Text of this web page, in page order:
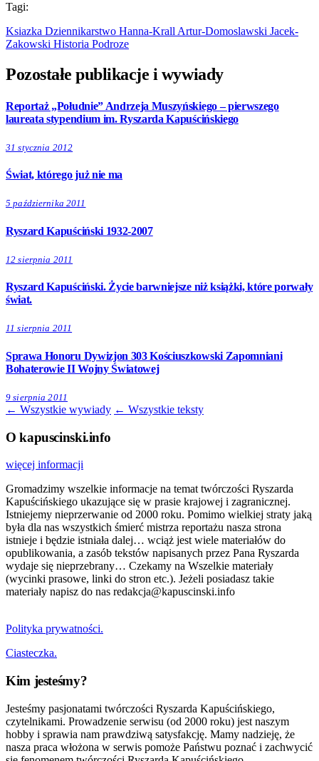
Tagi:
Ksiazka Dziennikarstwo Hanna-Krall Artur-Domoslawski Jacek-
Zakowski Historia Podroze
Pozostałe publikacje i wywiady
Reportaż „Południe” Andrzeja Muszyńskiego – pierwszego
laureata stypendium im. Ryszarda Kapuścińskiego
31 stycznia 2012
Świat, którego już nie ma
5 października 2011
Ryszard Kapuściński 1932-2007
12 sierpnia 2011
Ryszard Kapuściński. Życie barwniejsze niż książki, które porwały
świat.
11 sierpnia 2011
Sprawa Honoru Dywizjon 303 Kościuszkowski Zapomniani
Bohaterowie II Wojny Światowej
9 sierpnia 2011
← Wszystkie wywiady ← Wszystkie teksty
O kapuscinski.info
więcej informacji
Gromadzimy wszelkie informacje na temat twórczości Ryszarda
Kapuścińskiego ukazujące się w prasie krajowej i zagranicznej.
Istniejemy nieprzerwanie od 2000 roku. Pomimo wielkiej straty jaką
była dla nas wszystkich śmierć mistrza reportażu nasza strona
istnieje i będzie istniała dalej… wciąż jest wiele materiałów do
opublikowania, a zasób tekstów napisanych przez Pana Ryszarda
wydaje się nieprzebrany… Czekamy na Wszelkie materiały
(wycinki prasowe, linki do stron etc.). Jeżeli posiadasz takie
materiały napisz do nas redakcja@kapuscinski.info
Polityka prywatności.
Ciasteczka.
Kim jesteśmy?
Jesteśmy pasjonatami twórczości Ryszarda Kapuścińskiego,
czytelnikami. Prowadzenie serwisu (od 2000 roku) jest naszym
hobby i sprawia nam prawdziwą satysfakcję. Mamy nadzieję, że
nasza praca włożona w serwis pomoże Państwu poznać i zachwycić